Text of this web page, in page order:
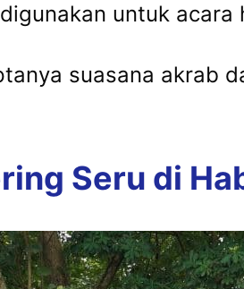
untuk acara
suasana akrab
Seru di